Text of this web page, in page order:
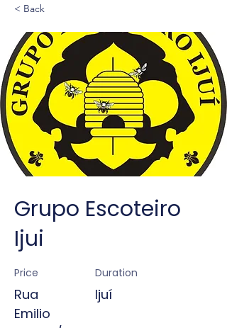
< Back
Grupo Escoteiro
Ijui​
Price
Rua
Emilio
Duration
Ijuí